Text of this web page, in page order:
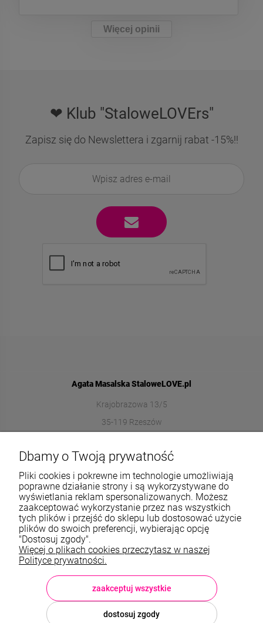
Więcej opinii
❤ Klub "StaloweLOVErs"
Zapisz się do Newslettera i zgarnij rabat -15%!!
Agata Masalska StaloweLOVE.pl
Krajobrazowa 13/5
35-119 Rzeszów
572989669
Informacje
O nas
TWOJE KONTO
Sklep: StaloweLOVE, Krajobrazowa 13/5, 35-119 Rzeszów, woj.
podkarpackie, NIP: 8133612433, tel.:572 989 669
sklep@stalowelove.com.pl
Dbamy o Twoją prywatność
Pliki cookies i pokrewne im technologie umożliwiają
poprawne działanie strony i są wykorzystywane do
wyświetlania reklam spersonalizowanych. Możesz
zaakceptować wykorzystanie przez nas wszystkich
tych plików i przejść do sklepu lub dostosować użycie
plików do swoich preferencji, wybierając opcję
"Dostosuj zgody".
Więcej o plikach cookies przeczytasz w naszej
Polityce prywatności.
dostosuj zgody
zaakceptuj wszystkie